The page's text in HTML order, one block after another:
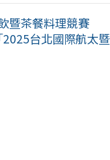
暨茶餐料理競賽
台北國際航太暨